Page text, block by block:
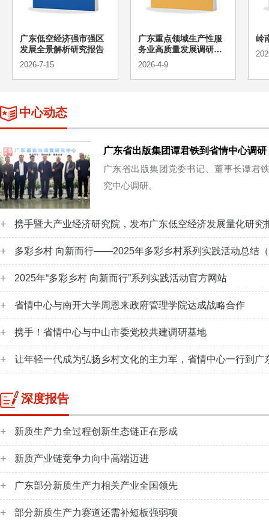
广东低空经济强市强区
发展全景解析研究报告
2026-7-15
更多内容
广东重点领域生产性服
务业高质量发展调研报
告
2026-4-9
肖慧、吴绵强、王亚东
更多内容
岭
程
中心动态
广东省出版集团谭君铁到省情中心调研
广东省出版集团党委书记、董事长谭君
究中心调研。
携手暨大产业经济研究院，发布广东低空经济发展量化研究
多彩乡村 向新而行——2025年多彩乡村系列实践活动总结
2025年“多彩乡村 向新而行”系列实践活动官方网站
省情中心与南开大学周恩来政府管理学院达成战略合作‌
携手！省情中心与中山市委党校共建调研基地
让年轻一代成为弘扬乡村文化的主力军，省情中心一行到广
深度报告
新质生产力全过程创新生态链正在形成
新质产业链竞争力向中高端迈进
广东部分新质生产力相关产业全国领先
部分新质生产力赛道还需补短板强弱项